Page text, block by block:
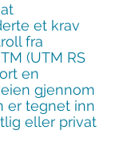
et krav
fra
(UTM RS
en
gjennom
er tegnet inn
eller privat